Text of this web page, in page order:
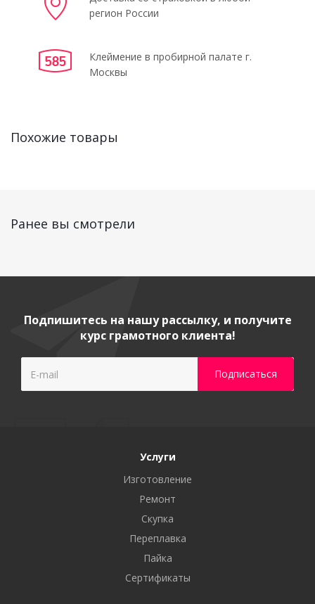
регион России
Клеймение в пробирной палате г.
Москвы
Похожие товары
Ранее вы смотрели
Подпишитесь на нашу рассылку, и получите
курс грамотного клиента!
Услуги
Изготовление
Ремонт
Скупка
Переплавка
Пайка
Сертификаты